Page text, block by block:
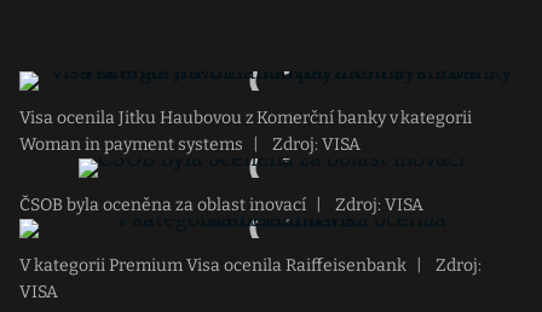
Visa ocenila Jitku Haubovou z Komerční banky v kategorii
Woman in payment systems
Zdroj: VISA
ČSOB byla oceněna za oblast inovací Zdroj: VISA
V kategorii Premium Visa ocenila Raiffeisenbank
Zdroj:
VISA